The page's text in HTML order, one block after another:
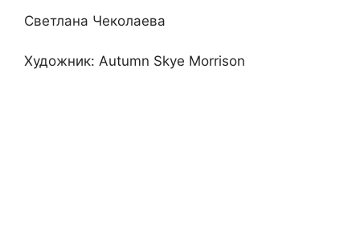
Светлана Чеколаева
Художник: Autumn Skye Morrison